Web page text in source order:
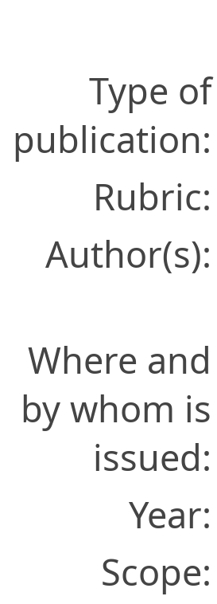
Type of
publication:
Rubric:
Author(s):
Where and
by whom is
issued:
Year:
Scope: